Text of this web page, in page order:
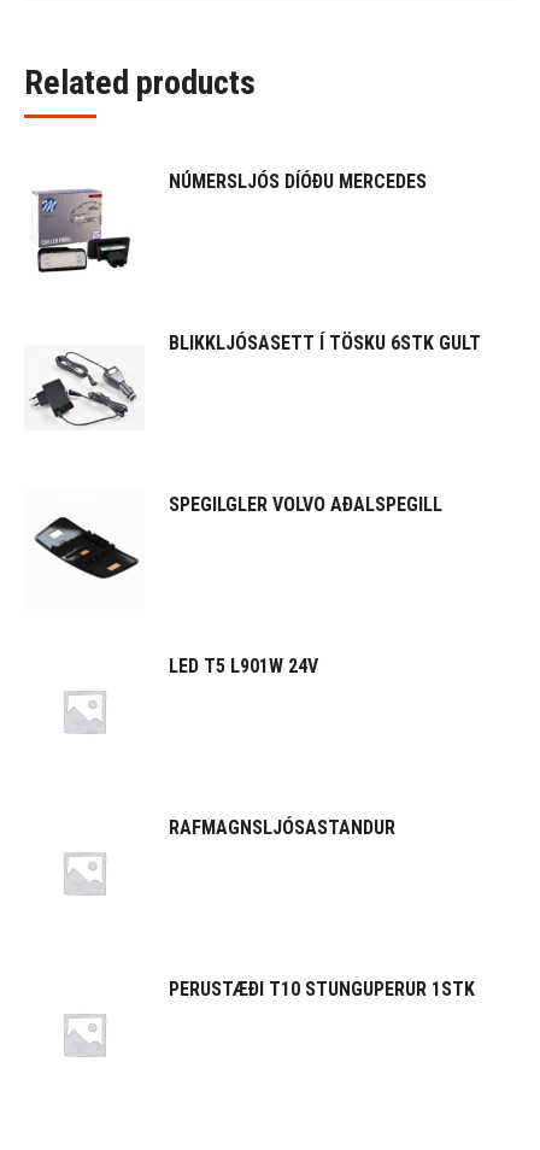
Related products
NÚMERSLJÓS DÍÓÐU MERCEDES
BLIKKLJÓSASETT Í TÖSKU 6STK GULT
SPEGILGLER VOLVO AÐALSPEGILL
LED T5 L901W 24V
RAFMAGNSLJÓSASTANDUR
PERUSTÆÐI T10 STUNGUPERUR 1STK